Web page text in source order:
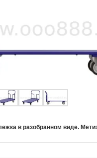
в разобранном виде.